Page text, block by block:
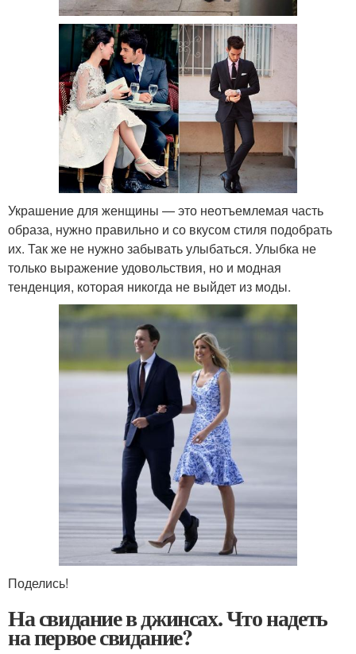
Украшение для женщины — это неотъемлемая часть
образа, нужно правильно и со вкусом стиля подобрать
их. Так же не нужно забывать улыбаться. Улыбка не
только выражение удовольствия, но и модная
тенденция, которая никогда не выйдет из моды.
Поделись!
На свидание в джинсах. Что надеть
на первое свидание?